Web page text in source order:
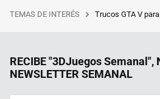
TEMAS DE INTERÉS Trucos GTA V
RECIBE "3DJuegos Semanal",
NEWSLETTER SEMANAL